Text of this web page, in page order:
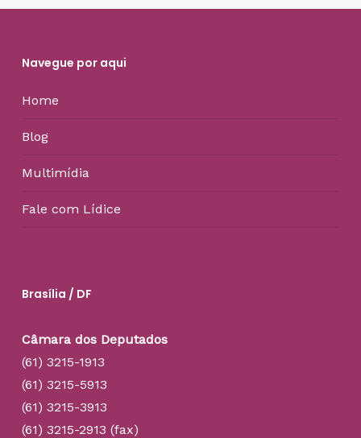
Navegue por aqui
Home
Blog
Multimídia
Fale com Lídice
Brasília / DF
Câmara dos Deputados
(61) 3215-1913
(61) 3215-5913
(61) 3215-3913
(61) 3215-2913 (fax)